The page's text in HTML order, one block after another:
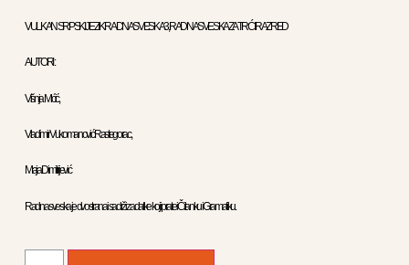
VULKAN SRPSKI JEZIK RADNA SVESKA 3, RADNA SVESKA ZA TRĆI RAZRED
AUTORI :
Višnja Mićić,
Vladimir Vukomanović Rastegorac,
Maja Dimitrijević
Radna sveska je dvostrana i sadrži zadatke koji prate i Čitanku i Gramatiku.